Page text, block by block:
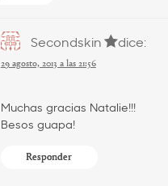
Secondskin dice:
29 agosto, 2013 a las 21:56
Muchas gracias Natalie!!!
Besos guapa!
Responder